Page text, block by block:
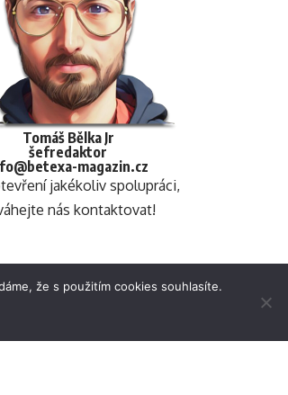
Tomáš Bělka Jr
šefredaktor
magazin.cz
jakékoliv spolupráci,
nás kontaktovat!
že s použitím cookies souhlasíte.